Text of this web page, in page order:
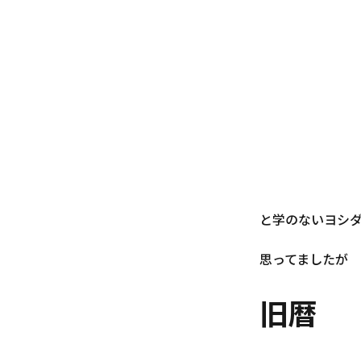
と学のないヨシ
思ってましたが
旧暦